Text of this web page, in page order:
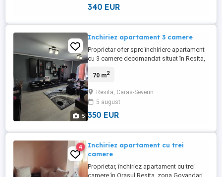
340 EUR
5
Inchiriez apartament 3 camere
Proprietar ofer spre închiriere apartament
cu 3 camere decomandat situat în Resita,
se accepta animale de companie.
Compartimentare: living, 2 dormitoare,
bucătărie închisă, 2 bai, balcon inchis. 1
loc de parcare ...
70 m2
Resita, Caras-Severin
5 august
350 EUR
4
Inchiriez apartament cu trei
camere
Proprietar, închiriez apartament cu trei
camere în Orașul Reșița, zona Govandari,